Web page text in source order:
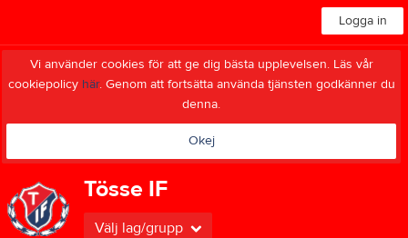
Logga in
Vi använder cookies för att ge dig bästa upplevelsen. Läs vår
cookiepolicy här. Genom att fortsätta använda tjänsten godkänner du
denna.
Okej
Tösse IF
Välj lag/grupp